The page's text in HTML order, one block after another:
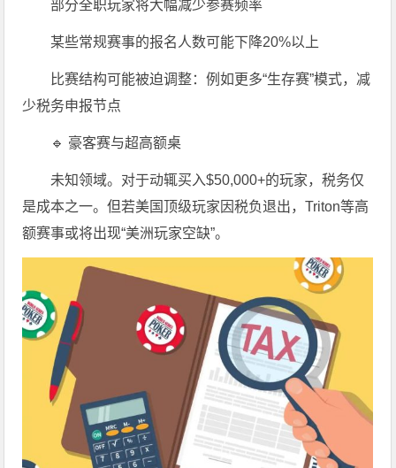
部分全职玩家将大幅减少参赛频率
某些常规赛事的报名人数可能下降20%以上
比赛结构可能被迫调整：例如更多“生存赛”模式，减
少税务申报节点
🔹 豪客赛与超高额桌
未知领域。对于动辄买入$50,000+的玩家，税务仅
是成本之一。但若美国顶级玩家因税负退出，Triton等高
额赛事或将出现“美洲玩家空缺”。